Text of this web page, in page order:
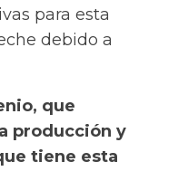
para esta
debido a
que
producción y
tiene esta